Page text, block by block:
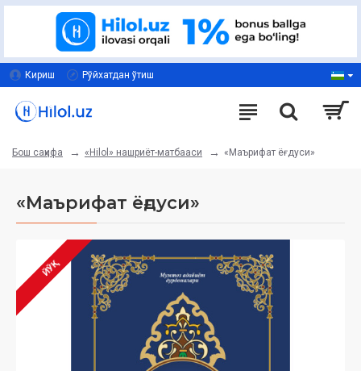
Кириш Рўйхатдан ўтиш
Бош саҳифа «Hilol» нашриёт-матбааси «Маърифат ёғдуси»
«Маърифат ёғдуси»
ЙЎҚ